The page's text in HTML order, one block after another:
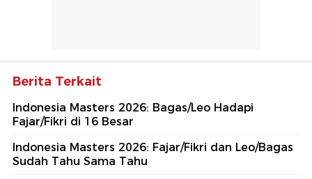
Berita Terkait
Indonesia Masters 2026: Bagas/Leo Hadapi
Fajar/Fikri di 16 Besar
Indonesia Masters 2026: Fajar/Fikri dan Leo/Bagas
Sudah Tahu Sama Tahu